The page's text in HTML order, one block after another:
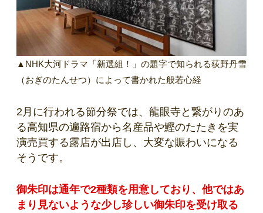
▲NHK大河ドラマ「新選組！」の題字で知られる荻野丹雪
（おぎのたんせつ）によって書かれた般若心経
2月に行われる節分祭では、龍眼寺と繋がりのあ
る高知県の遍路宿から名産品や鰹のたたきを実
演売買する露店が出店し、大変な賑わいになる
そうです。
御朱印は通年で2種類を用意しており、他ではあ
まり見ないような少し珍しい御朱印を受け取る